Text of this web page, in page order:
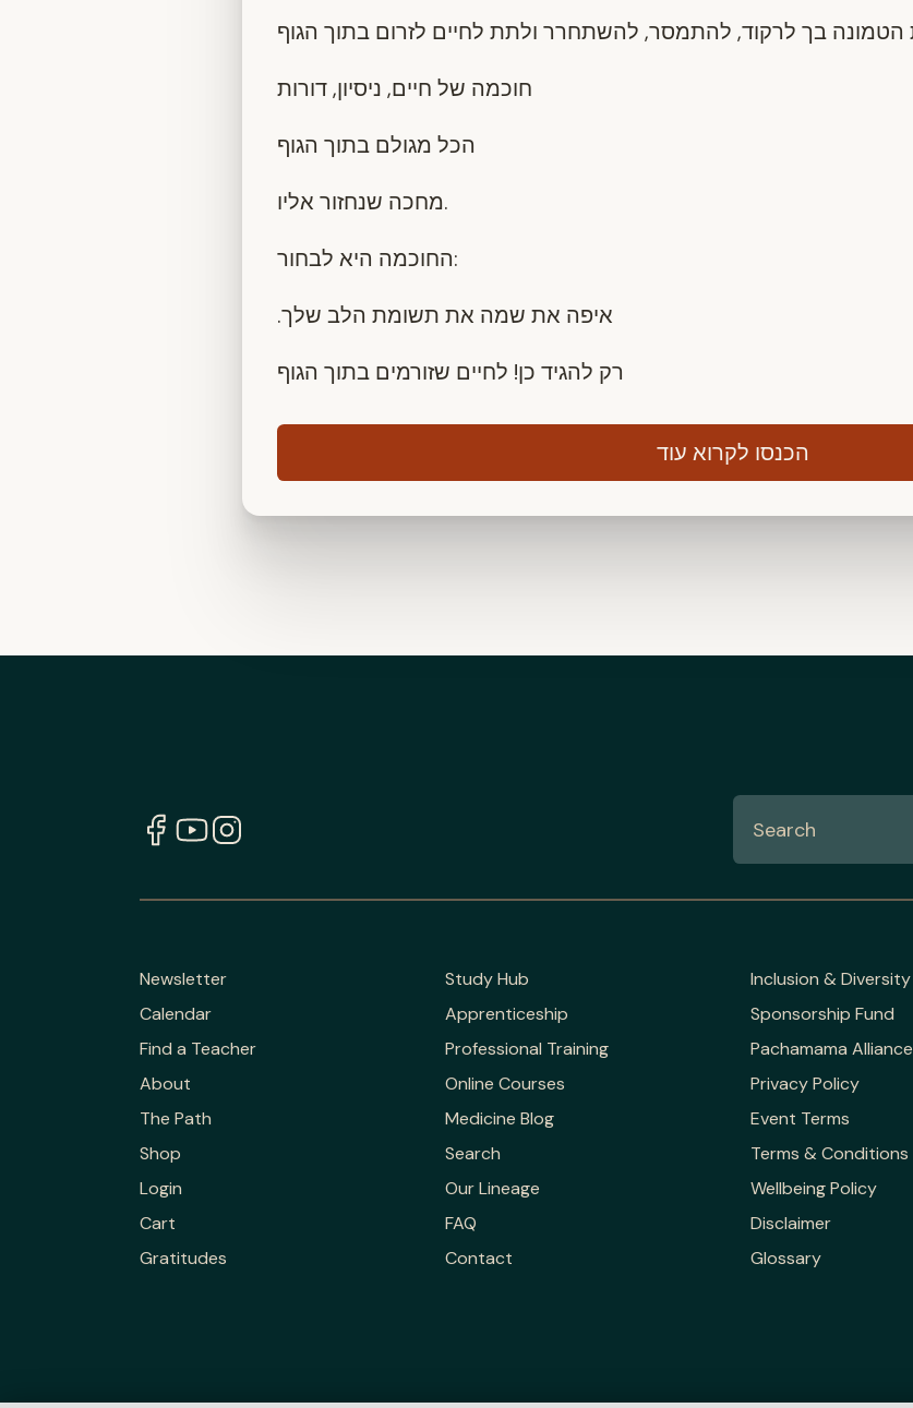
חוכמה של חיים, ניסיון, דורות
הכל מגולם בתוך הגוף
מחכה שנחזור אליו.
החוכמה היא לבחור:
.איפה את שמה את תשומת הלב שלך
רק להגיד כן! לחיים שזורמים בתוך הגוף
הכנסו לקרוא עוד
Newsletter
Calendar
Find a Teacher
About
The Path
Shop
Login
Cart
Gratitudes
Study Hub
Apprenticeship
Professional Training
Online Courses
Medicine Blog
Search
Our Lineage
FAQ
Contact
Inclusion & Diversity
Sponsorship Fund
Pachamama Alliance
Privacy Policy
Event Terms
Terms & Conditions
Wellbeing Policy
Disclaimer
Glossary